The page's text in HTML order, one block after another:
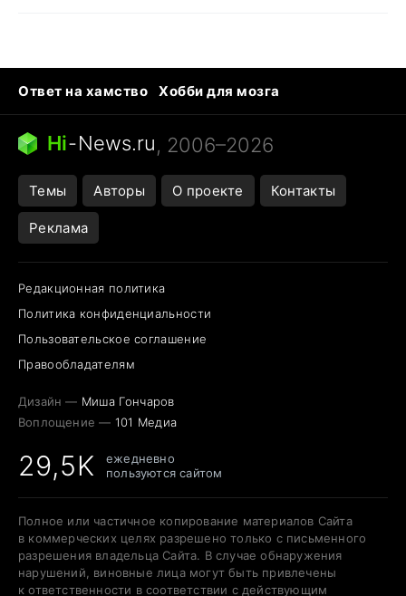
Ответ на хамство
Хобби для мозга
Бензин 100 и 95
Тунцы в океанариуме
Следующая пандемия
Hi-News.ru, 2006–2026
Темы Авторы О проекте Контакты
Реклама
Редакционная политика
Политика конфиденциальности
Пользовательское соглашение
Правообладателям
Дизайн — Миша Гончаров
Воплощение — 101 Медиа
29,5K
ежедневно
пользуются сайтом
Полное или частичное копирование материалов Сайта
в коммерческих целях разрешено только с письменного
разрешения владельца Сайта. В случае обнаружения
нарушений, виновные лица могут быть привлечены
к ответственности в соответствии с действующим